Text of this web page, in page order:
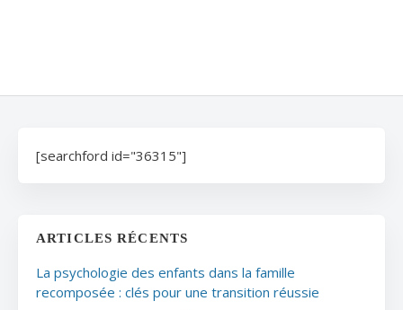
[searchford id="36315"]
ARTICLES RÉCENTS
La psychologie des enfants dans la famille
recomposée : clés pour une transition réussie